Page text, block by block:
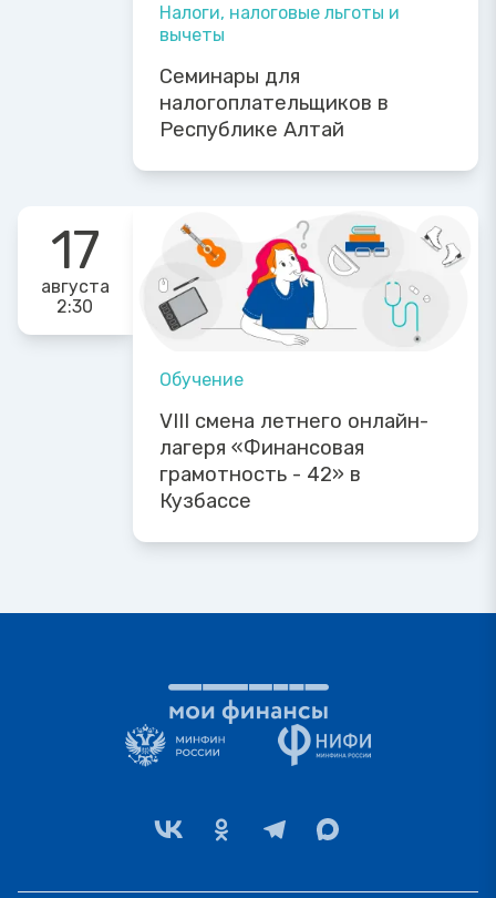
Налоги, налоговые льготы и
вычеты
Семинары для
налогоплательщиков в
Республике Алтай
17
августа
2:30
Обучение
VIII смена летнего онлайн-
лагеря «Финансовая
грамотность - 42» в
Кузбассе